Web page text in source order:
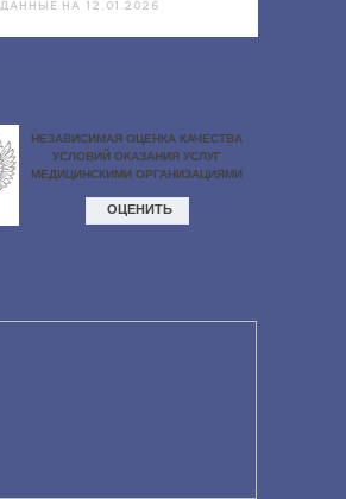
ДАННЫЕ НА 12.01.2026